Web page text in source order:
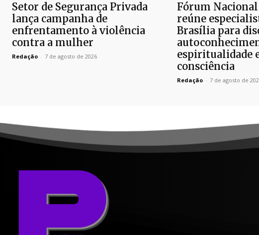
Setor de Segurança Privada
lança campanha de
enfrentamento à violência
contra a mulher
Redação - 7 de agosto de 2026
Fórum
reúne
Brasília para
espiritualidade
consciência
Redação - 7 de agosto de